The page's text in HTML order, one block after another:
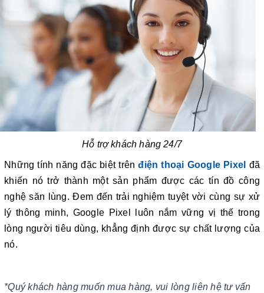
Hỗ trợ khách hàng 24/7
Những tính năng đặc biệt trênđiện thoại Google Pixel đã
khiến nó trở thành một sản phẩm được các tín đồ công
nghệ săn lùng. Đem đến trải nghiệm tuyệt vời cùng sự xử
lý thông minh, Google Pixel luôn nắm vững vị thế trong
lòng người tiêu dùng, khẳng định được sự chất lượng của
nó.
*Quý khách hàng muốn mua hàng, vui lòng liên hệ tư vấn